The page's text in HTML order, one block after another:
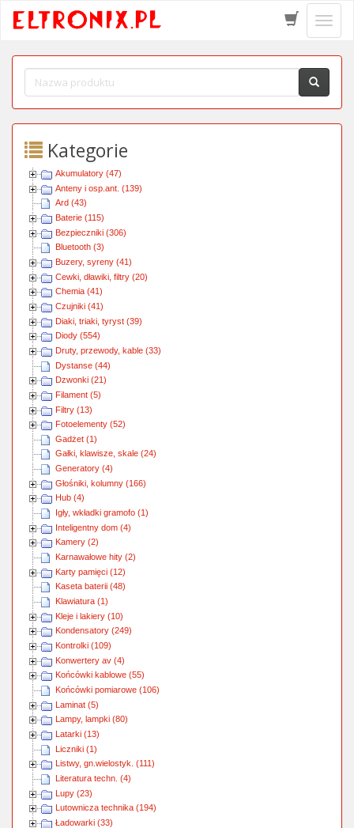
menu
Kategorie
Akumulatory (47)
Anteny i osp.ant. (139)
Ard (43)
Baterie (115)
Bezpieczniki (306)
Bluetooth (3)
Buzery, syreny (41)
Cewki, dławiki, filtry (20)
Chemia (41)
Czujniki (41)
Diaki, triaki, tyryst (39)
Diody (554)
Druty, przewody, kable (33)
Dystanse (44)
Dzwonki (21)
Filament (5)
Filtry (13)
Fotoelementy (52)
Gadżet (1)
Gałki, klawisze, skale (24)
Generatory (4)
Głośniki, kolumny (166)
Hub (4)
Igły, wkładki gramofo (1)
Inteligentny dom (4)
Kamery (2)
Karnawałowe hity (2)
Karty pamięci (12)
Kaseta baterii (48)
Klawiatura (1)
Kleje i lakiery (10)
Kondensatory (249)
Kontrolki (109)
Konwertery av (4)
Końcówki kablowe (55)
Końcówki pomiarowe (106)
Laminat (5)
Lampy, lampki (80)
Latarki (13)
Liczniki (1)
Listwy, gn.wielostyk. (111)
Literatura techn. (4)
Lupy (23)
Lutownicza technika (194)
Ładowarki (33)